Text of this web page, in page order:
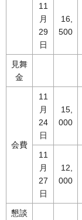
11
月
29
日
16,
500
見舞
金
会費
11
月
24
日
15,
000
11
月
27
日
12,
000
懇談